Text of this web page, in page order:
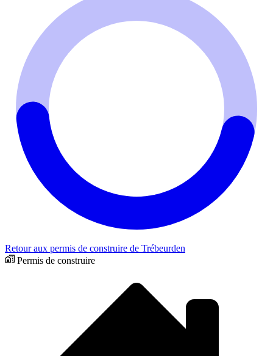
Retour aux permis de construire de Trébeurden
Permis de construire